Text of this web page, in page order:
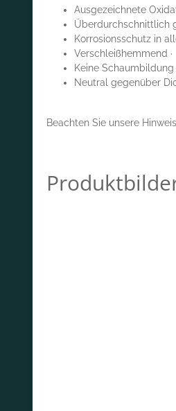
Ausgezeichnete
Überdurchschnittlich
Korrosionsschutz in
Verschleißhemmend ·
Keine Schaumbildung
Neutral gegenüber
Beachten Sie unsere